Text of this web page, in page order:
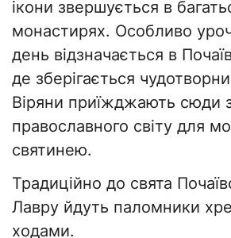
ікони звершується в
монастирях. Особливо
день відзначається в
де зберігається
Віряни приїжджають сюди
православного світу для
святинею.
Традиційно до свята
Лавру йдуть паломники
ходами.